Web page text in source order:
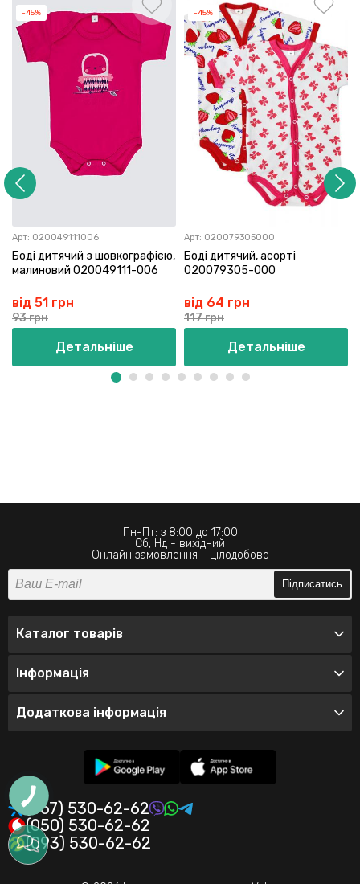
-45%
Арт: 020049111006
Боді дитячий з шовкографією,
малиновий 020049111-006
від 51 грн
93 грн
Детальніше
-45%
Арт: 020079305000
Боді дитячий, асорті
020079305-000
від 64 грн
117 грн
Детальніше
Пн-Пт: з 8:00 до 17:00
Сб, Нд - вихідний
Онлайн замовлення - цілодобово
Підписатись
Каталог товарів
Інформація
Додаткова інформація
(067) 530-62-62
(050) 530-62-62
(093) 530-62-62